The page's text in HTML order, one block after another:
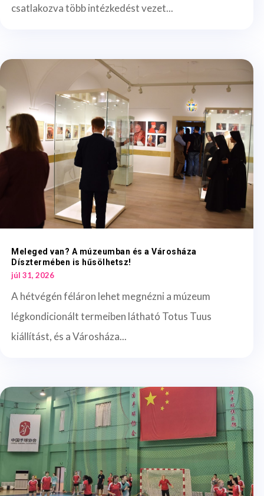
csatlakozva több intézkedést vezet...
Meleged van? A múzeumban és a Városháza
Dísztermében is hűsölhetsz!
júl 31, 2026
A hétvégén féláron lehet megnézni a múzeum
légkondicionált termeiben látható Totus Tuus
kiállítást, és a Városháza...